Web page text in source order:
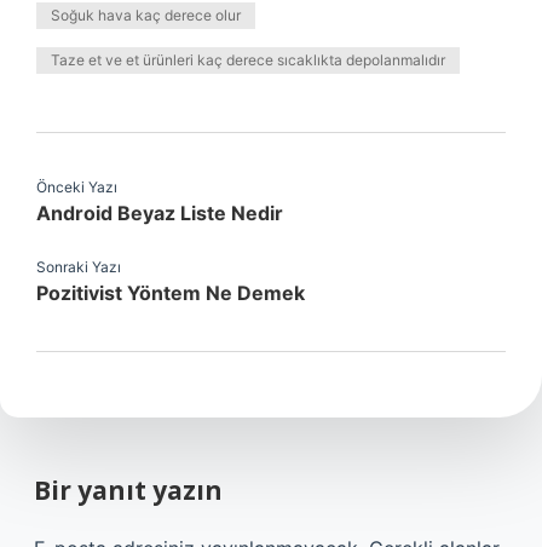
Soğuk hava kaç derece olur
Taze et ve et ürünleri kaç derece sıcaklıkta depolanmalıdır
Önceki Yazı
Android Beyaz Liste Nedir
Sonraki Yazı
Pozitivist Yöntem Ne Demek
Bir yanıt yazın